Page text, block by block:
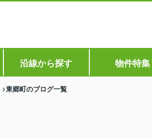
沿線から探す 物件特集
東郷町のブログ一覧